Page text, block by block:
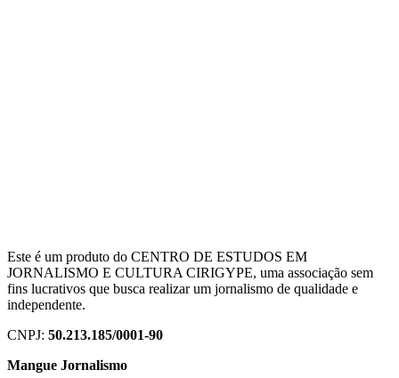
Este é um produto do CENTRO DE ESTUDOS EM
JORNALISMO E CULTURA CIRIGYPE, uma associação sem
fins lucrativos que busca realizar um jornalismo de qualidade e
independente.
CNPJ: 50.213.185/0001-90
Mangue Jornalismo